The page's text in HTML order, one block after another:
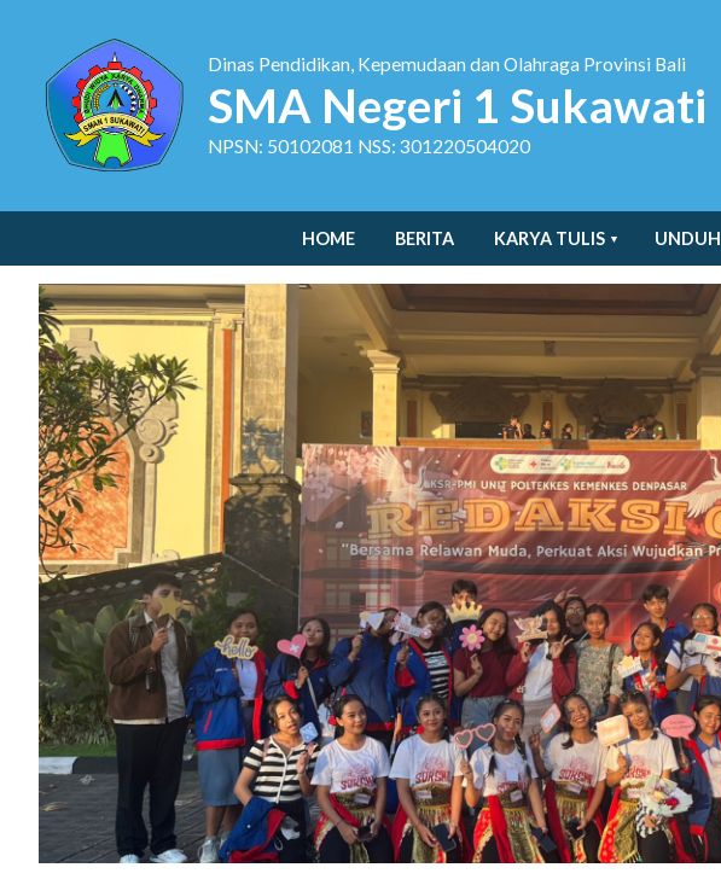
Dinas Pendidikan, Kepemudaan dan Olahraga Provinsi Bali
SMA Negeri 1 Sukawati
NPSN: 50102081 NSS: 301220504020
HOME BERITA KARYA TULIS UNDUH